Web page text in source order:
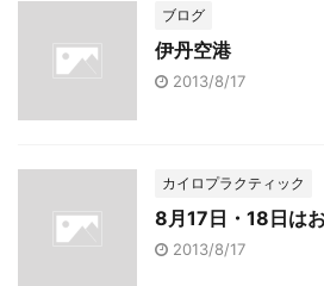
ブログ
伊丹空港
2013/8/17
カイロプラクティック
8月17日・18日は
2013/8/17